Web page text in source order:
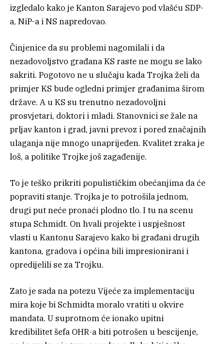
izgledalo kako je Kanton Sarajevo pod vlašću SDP-
a, NiP-a i NS napredovao.
Činjenice da su problemi nagomilali i da
nezadovoljstvo građana KS raste ne mogu se lako
sakriti. Pogotovo ne u slučaju kada Trojka želi da
primjer KS bude ogledni primjer građanima širom
države. A u KS su trenutno nezadovoljni
prosvjetari, doktori i mladi. Stanovnici se žale na
prljav kanton i grad, javni prevoz i pored značajnih
ulaganja nije mnogo unaprijeđen. Kvalitet zraka je
loš, a politike Trojke još zagađenije.
To je teško prikriti populističkim obećanjima da će
popraviti stanje. Trojka je to potrošila jednom,
drugi put neće pronaći plodno tlo. I tu na scenu
stupa Schmidt. On hvali projekte i uspješnost
vlasti u Kantonu Sarajevo kako bi građani drugih
kantona, gradova i općina bili impresionirani i
opredijelili se za Trojku.
Zato je sada na potezu Vijeće za implementaciju
mira koje bi Schmidta moralo vratiti u okvire
mandata. U suprotnom će ionako upitni
kredibilitet šefa OHR-a biti potrošen u bescijenje,